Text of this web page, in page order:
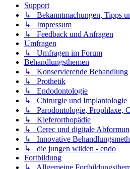
Support
↳ Bekanntmachungen, Tipps
↳ Impressum
↳ Feedback und Anfragen
Umfragen
↳ Umfragen im Forum
Behandlungsthemen
↳ Konservierende Behandlung
↳ Prothetik
↳ Endodontologie
↳ Chirurgie und Implantologie
↳ Parodontologie, Prophlaxe,
↳ Kieferorthopädie
↳ Cerec und digitale
↳ Innovative
↳ die jungen wilden - endo
Fortbildung
↳ Allgemeine